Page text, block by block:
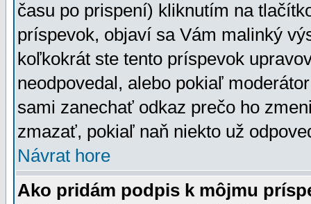
času po prispení) kliknutím na
príspevok, objaví sa Vám malinký
koľkokrát ste tento príspevok
neodpovedal, alebo pokiaľ
sami zanechať odkaz prečo ho
zmazať, pokiaľ naň niekto už
Návrat hore
Ako pridám podpis k môjmu